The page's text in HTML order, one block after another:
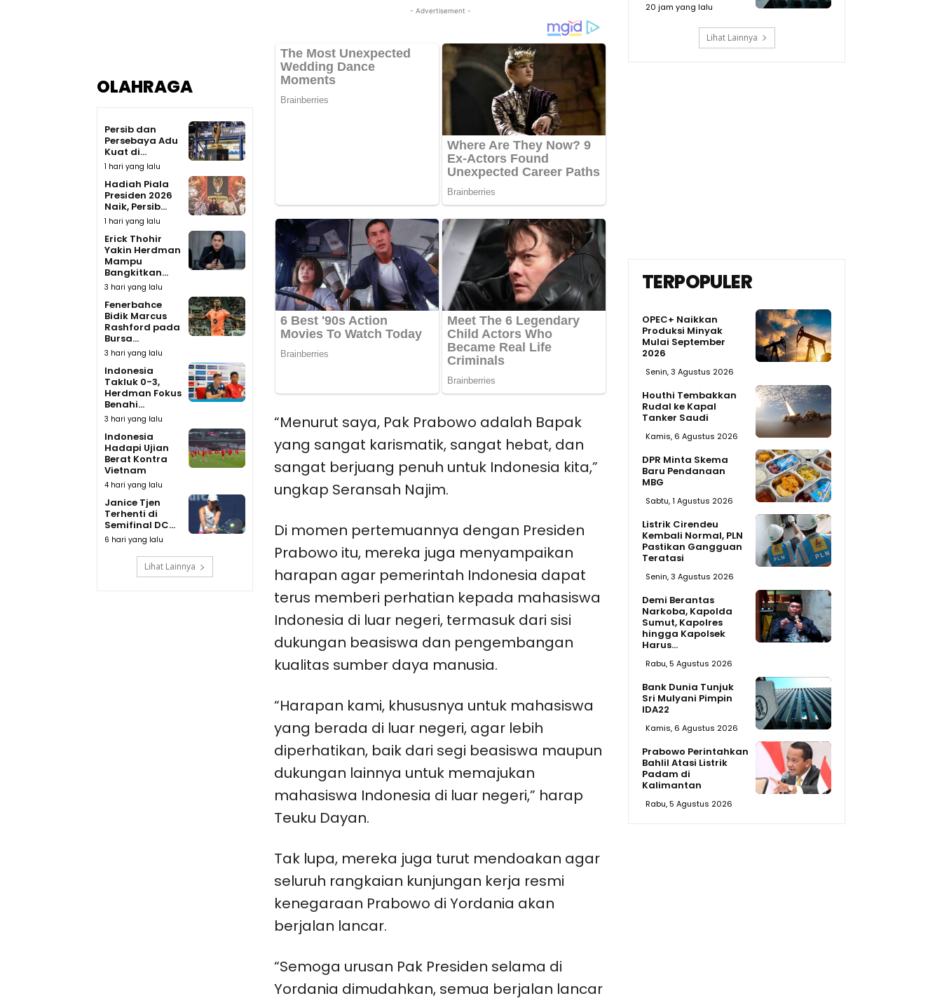
OLAHRAGA
Persib dan
Persebaya Adu
Kuat di...
1 hari yang lalu
Hadiah Piala
Presiden 2026
Naik, Persib...
1 hari yang lalu
Erick Thohir
Yakin Herdman
Mampu
Bangkitkan...
3 hari yang lalu
Fenerbahce
Bidik Marcus
Rashford pada
Bursa...
3 hari yang lalu
Indonesia
Takluk 0-3,
Herdman Fokus
Benahi...
3 hari yang lalu
Indonesia
Hadapi Ujian
Berat Kontra
Vietnam
4 hari yang lalu
Janice Tjen
Terhenti di
Semifinal DC...
6 hari yang lalu
Lihat Lainnya
- Advertisement -
“Menurut saya, Pak Prabowo adalah Bapak
yang sangat karismatik, sangat hebat, dan
sangat berjuang penuh untuk Indonesia kita,”
ungkap Seransah Najim.
Di momen pertemuannya dengan Presiden
Prabowo itu, mereka juga menyampaikan
harapan agar pemerintah Indonesia dapat
terus memberi perhatian kepada mahasiswa
Indonesia di luar negeri, termasuk dari sisi
dukungan beasiswa dan pengembangan
kualitas sumber daya manusia.
“Harapan kami, khususnya untuk mahasiswa
yang berada di luar negeri, agar lebih
diperhatikan, baik dari segi beasiswa maupun
dukungan lainnya untuk memajukan
mahasiswa Indonesia di luar negeri,” harap
Teuku Dayan.
Tak lupa, mereka juga turut mendoakan agar
seluruh rangkaian kunjungan kerja resmi
kenegaraan Prabowo di Yordania akan
berjalan lancar.
“Semoga urusan Pak Presiden selama di
Yordania dimudahkan, semua berjalan lancar
20 jam yang lalu
Lihat Lainnya
TERPOPULER
OPEC+ Naikkan
Produksi Minyak
Mulai September
2026
Senin, 3 Agustus 2026
Houthi Tembakkan
Rudal ke Kapal
Tanker Saudi
Kamis, 6 Agustus 2026
DPR Minta Skema
Baru Pendanaan
MBG
Sabtu, 1 Agustus 2026
Listrik Cirendeu
Kembali Normal, PLN
Pastikan Gangguan
Teratasi
Senin, 3 Agustus 2026
Demi Berantas
Narkoba, Kapolda
Sumut, Kapolres
hingga Kapolsek
Harus...
Rabu, 5 Agustus 2026
Bank Dunia Tunjuk
Sri Mulyani Pimpin
IDA22
Kamis, 6 Agustus 2026
Prabowo Perintahkan
Bahlil Atasi Listrik
Padam di
Kalimantan
Rabu, 5 Agustus 2026